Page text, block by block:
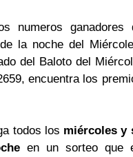
numeros ganadores
la noche del
del Baloto del
encuentra los
todos los miércoles y
en un sorteo que